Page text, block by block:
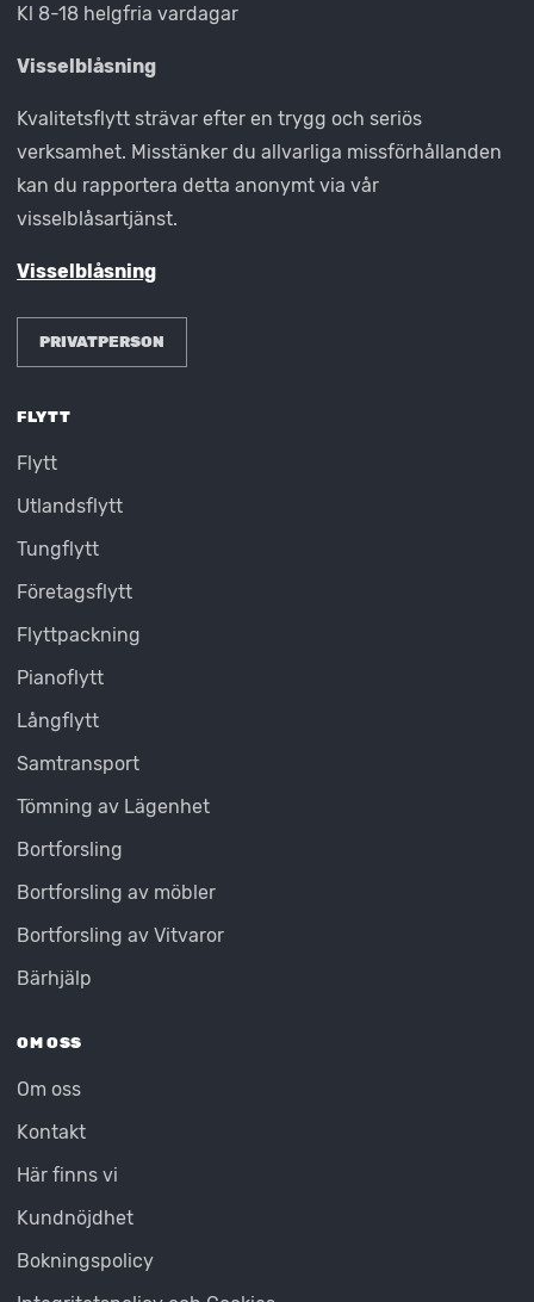
Kl 8-18 helgfria vardagar
Visselblåsning
Kvalitetsflytt strävar efter en trygg och seriös
verksamhet. Misstänker du allvarliga missförhållanden
kan du rapportera detta anonymt via vår
visselblåsartjänst.
Visselblåsning
PRIVATPERSON
FLYTT
Flytt
Utlandsflytt
Tungflytt
Företagsflytt
Flyttpackning
Pianoflytt
Långflytt
Samtransport
Tömning av Lägenhet
Bortforsling
Bortforsling av möbler
Bortforsling av Vitvaror
Bärhjälp
OM OSS
Om oss
Kontakt
Här finns vi
Kundnöjdhet
Bokningspolicy